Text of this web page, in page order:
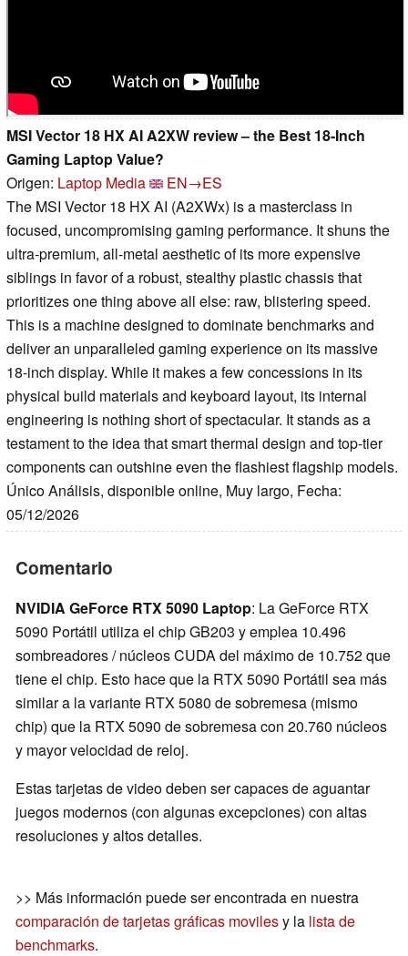
MSI Vector 18 HX AI A2XW review – the Best 18-Inch
Gaming Laptop Value?
Origen: Laptop Media
EN→ES
The MSI Vector 18 HX AI (A2XWx) is a masterclass in
focused, uncompromising gaming performance. It shuns the
ultra-premium, all-metal aesthetic of its more expensive
siblings in favor of a robust, stealthy plastic chassis that
prioritizes one thing above all else: raw, blistering speed.
This is a machine designed to dominate benchmarks and
deliver an unparalleled gaming experience on its massive
18-inch display. While it makes a few concessions in its
physical build materials and keyboard layout, its internal
engineering is nothing short of spectacular. It stands as a
testament to the idea that smart thermal design and top-tier
components can outshine even the flashiest flagship models.
Único Análisis, disponible online, Muy largo, Fecha:
05/12/2026
Comentario
NVIDIA GeForce RTX 5090 Laptop: La GeForce RTX
5090 Portátil utiliza el chip GB203 y emplea 10.496
sombreadores / núcleos CUDA del máximo de 10.752 que
tiene el chip. Esto hace que la RTX 5090 Portátil sea más
similar a la variante RTX 5080 de sobremesa (mismo
chip) que la RTX 5090 de sobremesa con 20.760 núcleos
y mayor velocidad de reloj.
Estas tarjetas de video deben ser capaces de aguantar
juegos modernos (con algunas excepciones) con altas
resoluciones y altos detalles.
>> Más información puede ser encontrada en nuestra
comparación de tarjetas gráficas movilesy la lista de
benchmarks.